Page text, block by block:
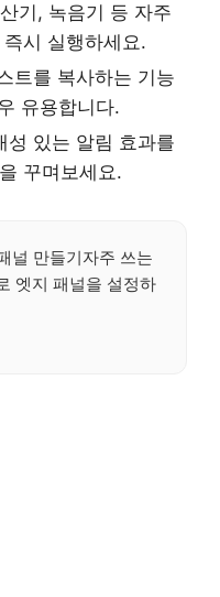
기, 녹음기 등 자주
시 실행하세요.
트를 복사하는 기능
유용합니다.
성 있는 알림 효과를
꾸며보세요.
널 만들기자주 쓰는
엣지 패널을 설정하